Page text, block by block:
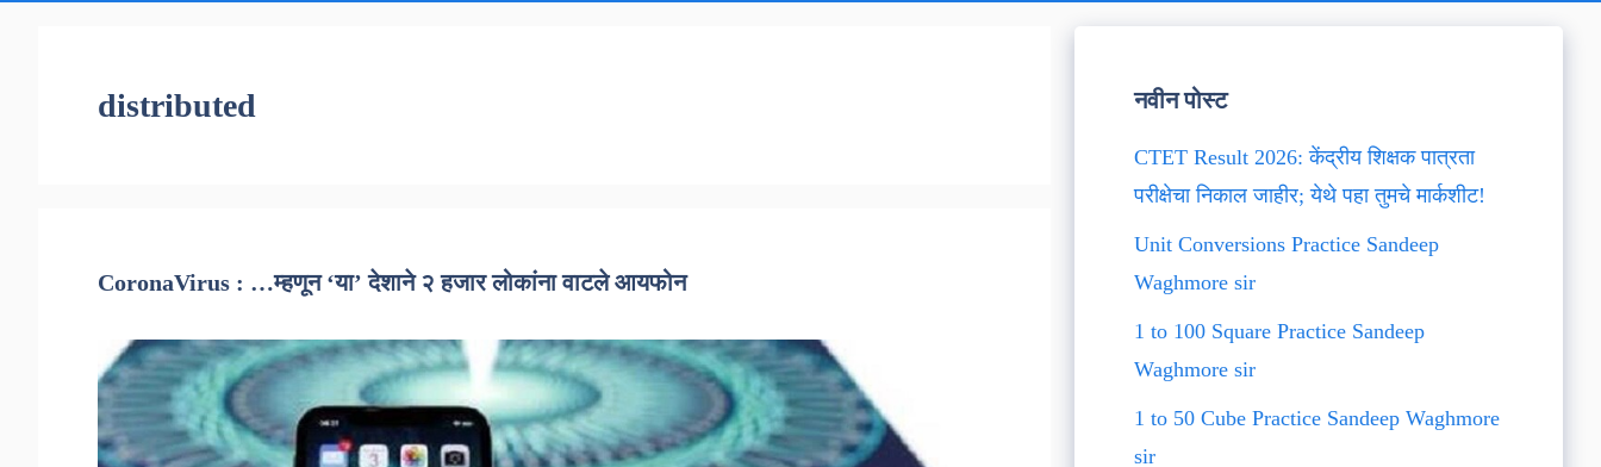
distributed
CoronaVirus : …म्हणून ‘या’ देशाने २ हजार लोकांना वाटले आयफोन
नवीन पोस्ट
CTET Result 2026: केंद्रीय शिक्षक पात्रता
परीक्षेचा निकाल जाहीर; येथे पहा तुमचे मार्कशीट!
Unit Conversions Practice Sandeep
Waghmore sir
1 to 100 Square Practice Sandeep
Waghmore sir
1 to 50 Cube Practice Sandeep Waghmore
sir